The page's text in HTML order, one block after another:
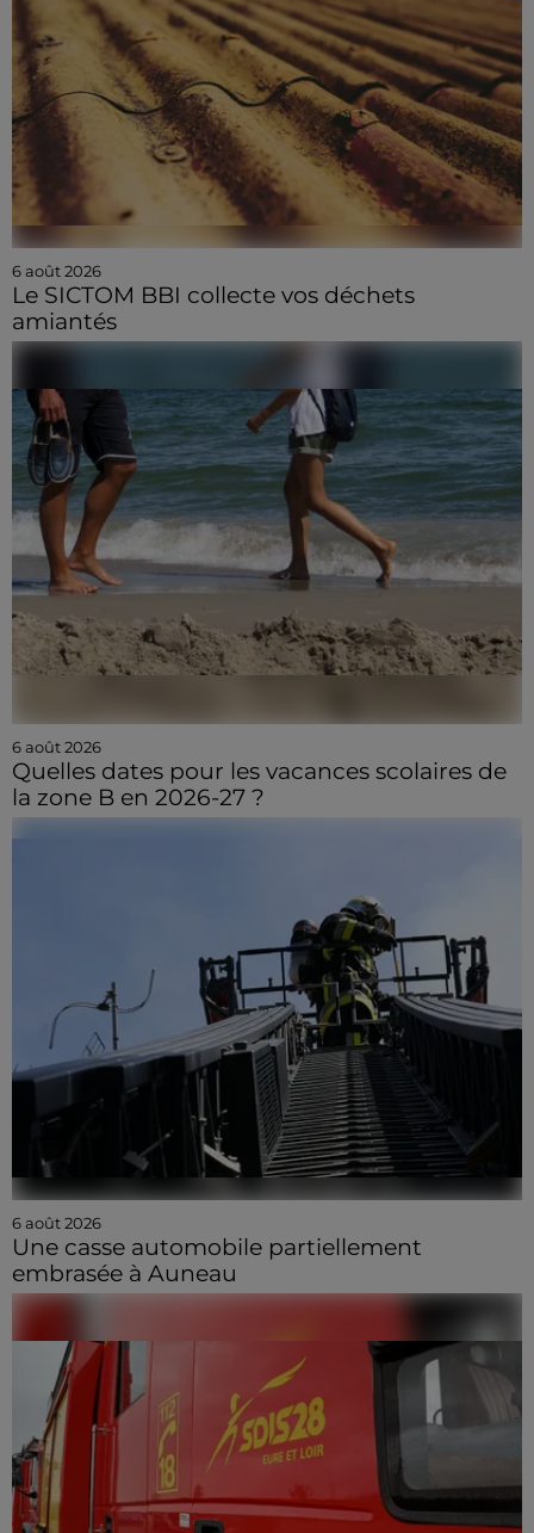
6 août 2026
Le SICTOM BBI collecte vos déchets
amiantés
6 août 2026
Quelles dates pour les vacances scolaires de
la zone B en 2026-27 ?
6 août 2026
Une casse automobile partiellement
embrasée à Auneau